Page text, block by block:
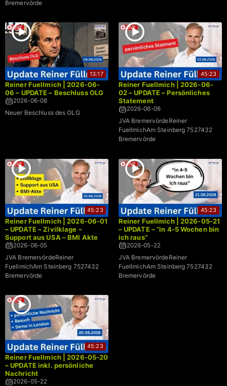
Bremervörde
13:17
Reiner Fuellmich | 2026-06-
06 – UPDATE – Beschluss OLG
2026-06-08
Neuer Beschluss des OLG
45:23
Reiner Fuellmich | 2026-06-
02 – UPDATE – Persönliches
Statement
2026-06-06
JVA BremervördeReiner
FuellmichAm Steinberg 7527432
Bremervörde
45:23
Reiner Fuellmich | 2026-06-01
– UPDATE – Zivilklage –
Support aus USA – BMI Akte
2026-06-05
JVA BremervördeReiner
FuellmichAm Steinberg 7527432
Bremervörde
45:23
Reiner Fuellmich | 2026-05-21
– UPDATE – “in 4-5 Wochen bin
ich raus”
2026-05-22
JVA BremervördeReiner
FuellmichAm Steinberg 7527432
Bremervörde
45:23
Reiner Fuellmich | 2026-05-20
– UPDATE inkl. persönliche
Nachricht
2026-05-22